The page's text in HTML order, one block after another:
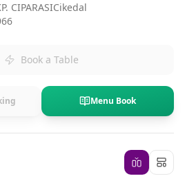
CIPARASICikedal
Book a Table
Menu Book